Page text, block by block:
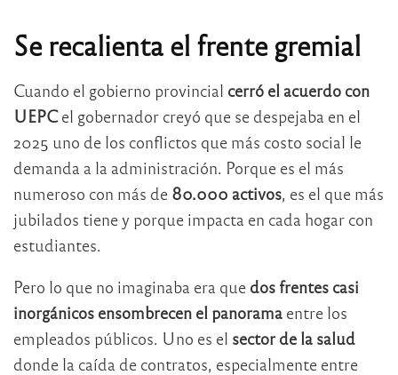
Se recalienta el frente gremial
Cuando el gobierno provincial cerró el acuerdo con
UEPCel gobernador creyó que se despejaba en el
2025 uno de los conflictos que más costo social le
demanda a la administración. Porque es el más
numeroso con más de 80.000 activos , es el que más
jubilados tiene y porque impacta en cada hogar con
estudiantes.
Pero lo que no imaginaba era que dos frentes casi
inorgánicos ensombrecen el panorama entre los
empleados públicos. Uno es el sector de la salud
donde la caída de contratos, especialmente entre